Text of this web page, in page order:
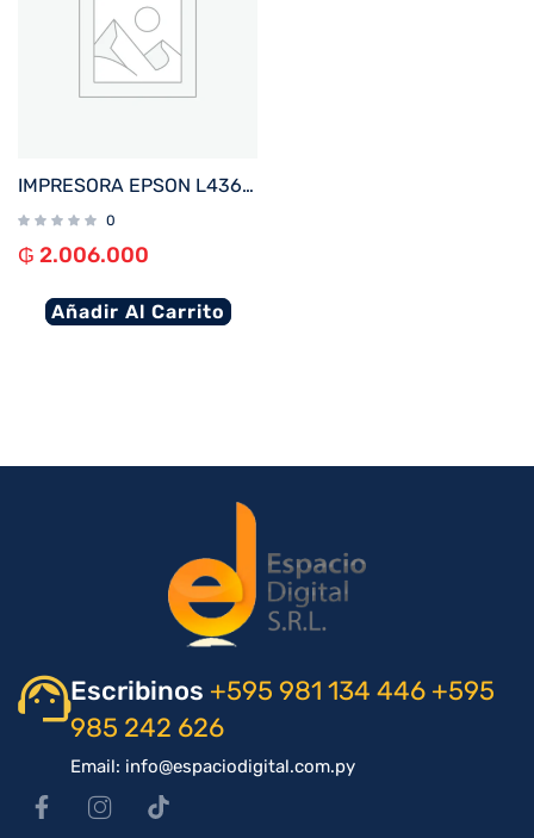
IMPRESORA EPSON L4360 ECOTANK IMP%2FCOP%2FSCA%2FWIFI%2FUSB%2FBIVOLT
0
₲ 2.006.000
Añadir Al Carrito
Escribinos +595 981 134 446 +595
985 242 626
Email: info@espaciodigital.com.py